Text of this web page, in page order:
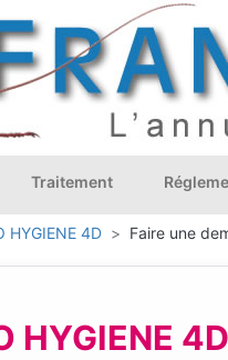
Traitement
HYGIENE 4D Faire une
HYGIENE 4D